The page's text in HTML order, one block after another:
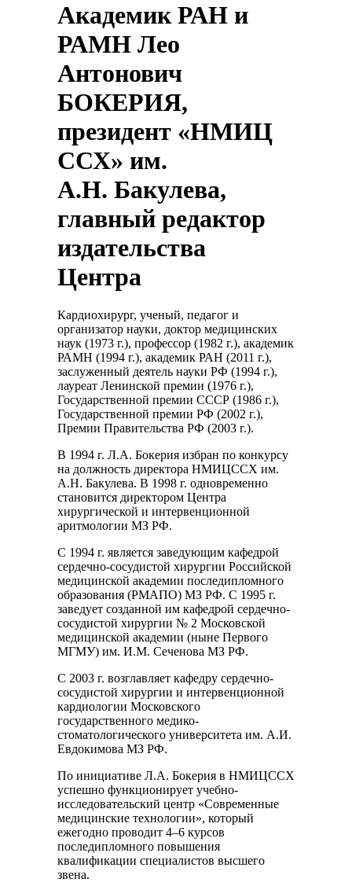
Академик РАН и
РАМН Лео
Антонович
БОКЕРИЯ,
президент «НМИЦ
ССХ» им.
А.Н. Бакулева,
главный редактор
издательства
Центра
Кардиохирург, ученый, педагог и
организатор науки, доктор медицинских
наук (1973 г.), профессор (1982 г.), академик
РАМН (1994 г.), академик РАН (2011 г.),
заслуженный деятель науки РФ (1994 г.),
лауреат Ленинской премии (1976 г.),
Государственной премии СССР (1986 г.),
Государственной премии РФ (2002 г.),
Премии Правительства РФ (2003 г.).
В 1994 г. Л.А. Бокерия избран по конкурсу
на должность директора НМИЦССХ им.
А.Н. Бакулева. В 1998 г. одновременно
становится директором Центра
хирургической и интервенционной
аритмологии МЗ РФ.
С 1994 г. является заведующим кафедрой
сердечно-сосудистой хирургии Российской
медицинской академии последипломного
образования (РМАПО) МЗ РФ. С 1995 г.
заведует созданной им кафедрой сердечно-
сосудистой хирургии № 2 Московской
медицинской академии (ныне Первого
МГМУ) им. И.М. Сеченова МЗ РФ.
С 2003 г. возглавляет кафедру сердечно-
сосудистой хирургии и интервенционной
кардиологии Московского
государственного медико-
стоматологического университета им. А.И.
Евдокимова МЗ РФ.
По инициативе Л.А. Бокерия в НМИЦССХ
успешно функционирует учебно-
исследовательский центр «Современные
медицинские технологии», который
ежегодно проводит 4–6 курсов
последипломного повышения
квалификации специалистов высшего
звена.